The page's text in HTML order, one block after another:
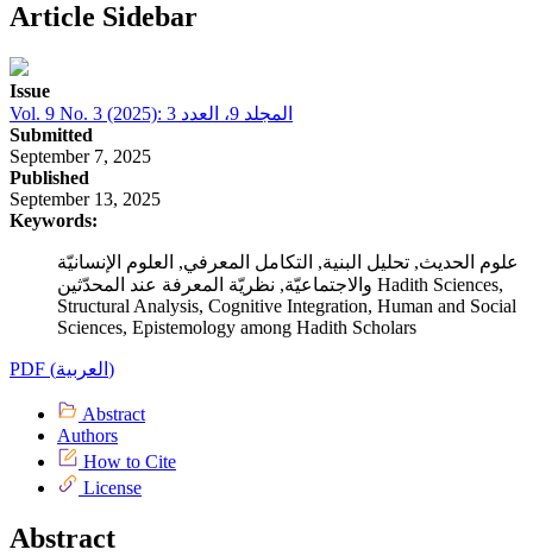
Article Sidebar
Issue
Vol. 9 No. 3 (2025): المجلد 9، العدد 3
Submitted
September 7, 2025
Published
September 13, 2025
Keywords:
علوم الحديث, تحليل البنية, التكامل المعرفي, العلوم الإنسانيّة
والاجتماعيّة, نظريّة المعرفة عند المحدّثين Hadith Sciences,
Structural Analysis, Cognitive Integration, Human and Social
Sciences, Epistemology among Hadith Scholars
PDF (العربية)
Abstract
Authors
How to Cite
License
Abstract